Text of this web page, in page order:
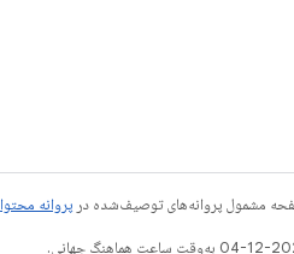
مشمول پروانه‌های توصیف‌شده در پروانه محتوا